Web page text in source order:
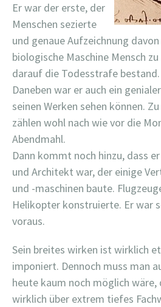
Er war der erste, der
Menschen sezierte
und genaue Aufzeichnung
biologische Maschine Mensch
darauf die Todesstrafe bestand.
Daneben war er auch ein
seinen Werken sehen können.
zählen wohl nach wie vor die
Abendmahl.
Dann kommt noch hinzu, dass
und Architekt war, der einige
und -maschinen baute.
Helikopter konstruierte. Er war
voraus.
Sein breites wirken ist wirklich
imponiert. Dennoch muss man
heute kaum noch möglich wäre,
wirklich über extrem tiefes